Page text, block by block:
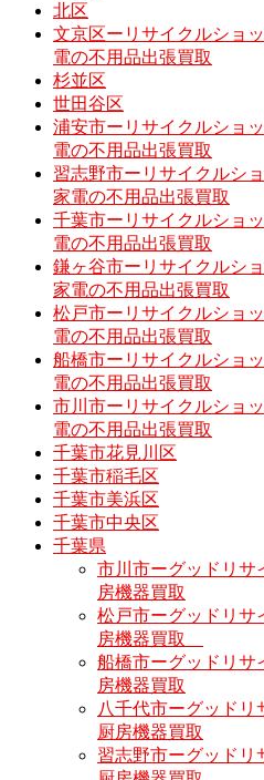
北区
文京区ーリサイクルショ
電の不用品出張買取
杉並区
世田谷区
浦安市ーリサイクルショ
電の不用品出張買取
習志野市ーリサイクルシ
家電の不用品出張買取
千葉市ーリサイクルショ
電の不用品出張買取
鎌ヶ谷市ーリサイクルシ
家電の不用品出張買取
松戸市ーリサイクルショ
電の不用品出張買取
船橋市ーリサイクルショ
電の不用品出張買取
市川市ーリサイクルショ
電の不用品出張買取
千葉市花見川区
千葉市稲毛区
千葉市美浜区
千葉市中央区
千葉県
市川市ーグッドリサ
房機器買取
松戸市ーグッドリサ
房機器買取
船橋市ーグッドリサ
房機器買取
八千代市ーグッドリ
厨房機器買取
習志野市ーグッドリ